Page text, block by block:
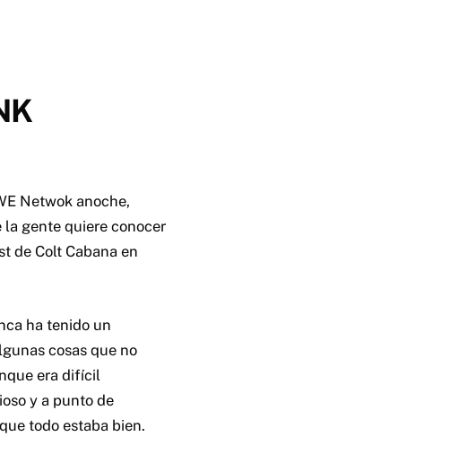
Netwok anoche,
gente quiere conocer
de Colt Cabana en
ha tenido un
cosas que no
era difícil
y a punto de
todo estaba bien.